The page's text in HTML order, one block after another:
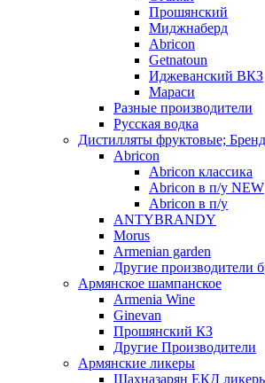
Прошянский
Миджнаберд
Abricon
Getnatoun
Иджеванский ВКЗ
Мараси
Разные производители
Русская водка
Дистилляты фруктовые;
Abricon
Abricon классика
Abricon в п/у NEW
Abricon в п/у
ANTYBRANDY
Morus
Armenian garden
Другие производители
Армянское шампанское
Armenia Wine
Ginevan
Прошянский КЗ
Другие Производители
Армянские ликеры
Шахназарян ЕКД